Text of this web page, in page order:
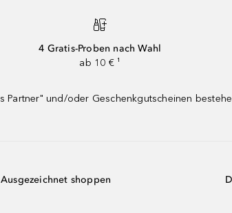
4 Gratis-Proben nach Wahl
ab 10 € ¹
und/oder Geschenkgutscheinen
Ausgezeichnet shoppen